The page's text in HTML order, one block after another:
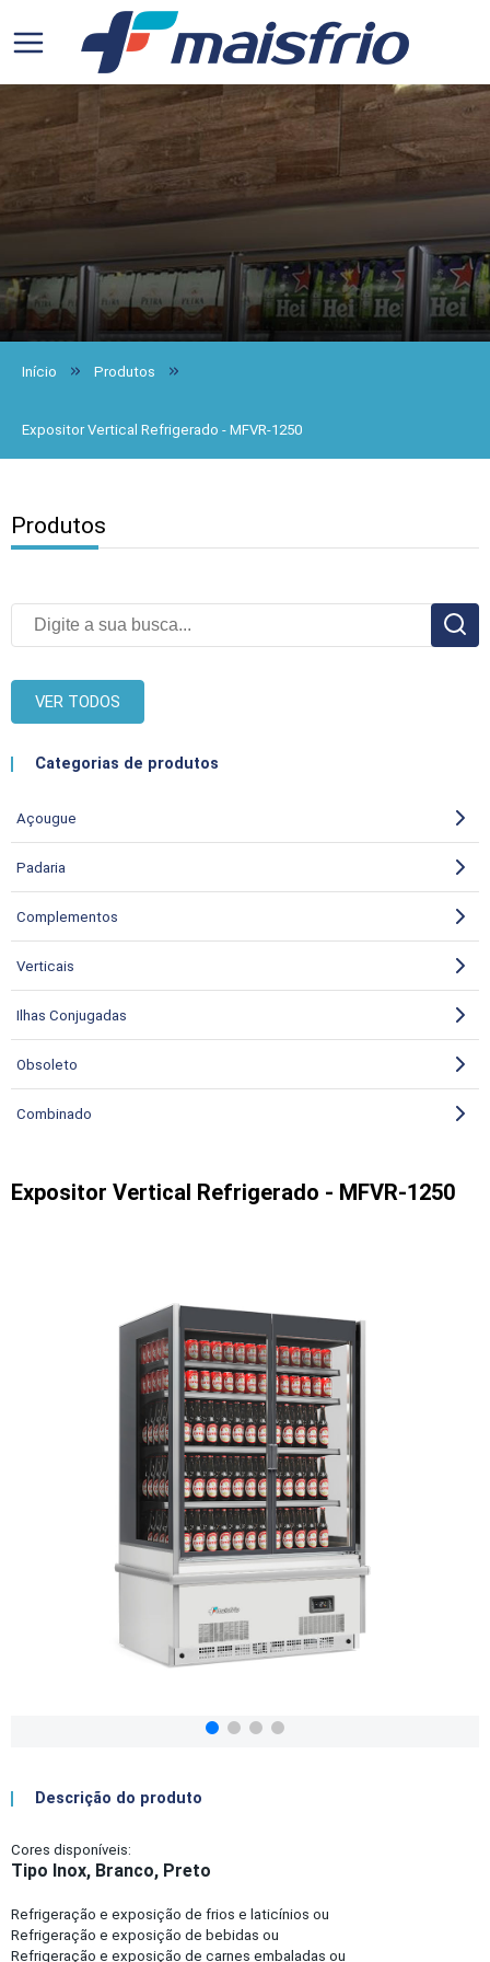
Início Produtos
Expositor Vertical Refrigerado - MFVR-1250
Produtos
VER TODOS
Categorias de produtos
Açougue
Padaria
Complementos
Verticais
Ilhas Conjugadas
Obsoleto
Combinado
Expositor Vertical Refrigerado - MFVR-1250
Descrição do produto
Cores disponíveis:
Tipo Inox, Branco, Preto
Refrigeração e exposição de frios e laticínios ou
Refrigeração e exposição de bebidas ou
Refrigeração e exposição de carnes embaladas ou